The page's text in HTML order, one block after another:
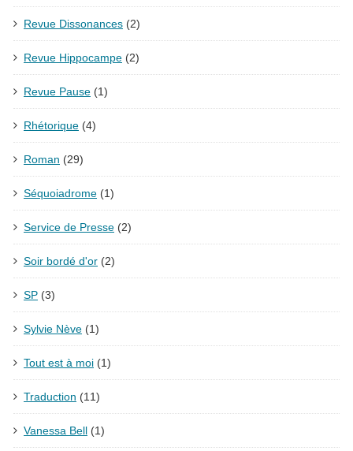
Revue Dissonances (2)
Revue Hippocampe (2)
Revue Pause (1)
Rhétorique (4)
Roman (29)
Séquoiadrome (1)
Service de Presse (2)
Soir bordé d'or (2)
SP (3)
Sylvie Nève (1)
Tout est à moi (1)
Traduction (11)
Vanessa Bell (1)